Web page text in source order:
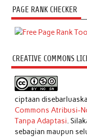
PAGE RANK CHECKER
CREATIVE COMMONS
ciptaan
Commons Atribusi-
Tanpa Adaptasi.
sebagian maupun